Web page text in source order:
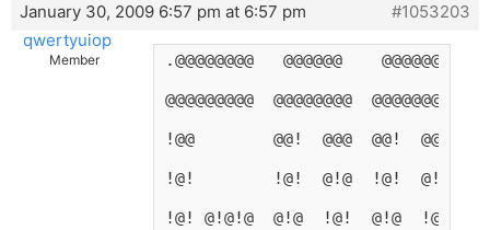
January 30, 2009 6:57 pm at 6:57 pm
#1053203
qwertyuiop
Member
.@@@@@@@@   @@@@@@    @@@@@@
@@@@@@@@@  @@@@@@@@  @@@@@@@@
!@@        @@!  @@@  @@!  @@@
!@!        !@!  @!@  !@!  @!@
!@! @!@!@  @!@  !@!  @!@  !@!